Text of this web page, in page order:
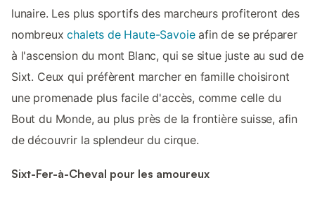
lunaire. Les plus sportifs des marcheurs profiteront des
nombreuxchalets de Haute-Savoieafin de se préparer
à l'ascension du mont Blanc, qui se situe juste au sud de
Sixt. Ceux qui préfèrent marcher en famille choisiront
une promenade plus facile d'accès, comme celle du
Bout du Monde, au plus près de la frontière suisse, afin
de découvrir la splendeur du cirque.
Sixt-Fer-à-Cheval pour les amoureux